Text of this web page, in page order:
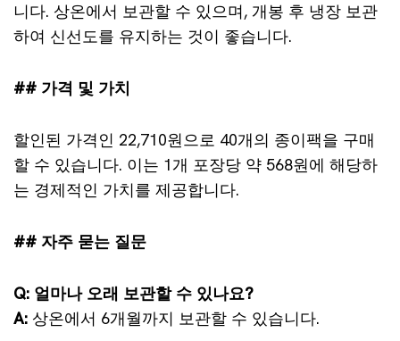
니다. 상온에서 보관할 수 있으며, 개봉 후 냉장 보관
하여 신선도를 유지하는 것이 좋습니다.
## 가격 및 가치
할인된 가격인 22,710원으로 40개의 종이팩을 구매
할 수 있습니다. 이는 1개 포장당 약 568원에 해당하
는 경제적인 가치를 제공합니다.
## 자주 묻는 질문
Q: 얼마나 오래 보관할 수 있나요?
A: 상온에서 6개월까지 보관할 수 있습니다.